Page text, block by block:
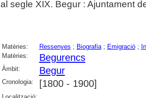
al segle XIX. Begur : Ajuntament
Matèries: Ressenyes ; Biografia; Emigració;
Matèries:
Begurencs
Àmbit: Begur
Cronologia: [1800 - 1900]